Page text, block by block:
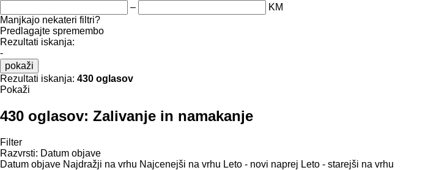
–
KM
Manjkajo nekateri filtri?
Predlagajte spremembo
Rezultati iskanja:
-
pokaži
Rezultati iskanja: 430 oglasov
Pokaži
430 oglasov: Zalivanje in namakanje
Filter
Razvrsti: Datum objave
Datum objave Najdražji na vrhu Najcenejši na vrhu Leto - novi naprej Leto - starejši na vrhu